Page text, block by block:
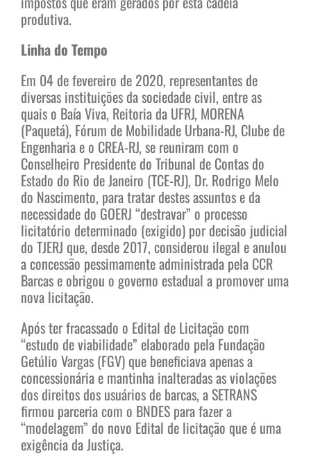
produtiva.
Linha do Tempo
Em 04 de fevereiro de 2020, representantes de
diversas instituições da sociedade civil, entre as
quais o Baía Viva, Reitoria da UFRJ, MORENA
(Paquetá), Fórum de Mobilidade Urbana-RJ, Clube de
Engenharia e o CREA-RJ, se reuniram com o
Conselheiro Presidente do Tribunal de Contas do
Estado do Rio de Janeiro (TCE-RJ), Dr. Rodrigo Melo
do Nascimento, para tratar destes assuntos e da
necessidade do GOERJ “destravar” o processo
licitatório determinado (exigido) por decisão judicial
do TJERJ que, desde 2017, considerou ilegal e anulou
a concessão pessimamente administrada pela CCR
Barcas e obrigou o governo estadual a promover uma
nova licitação.
Após ter fracassado o Edital de Licitação com
“estudo de viabilidade” elaborado pela Fundação
Getúlio Vargas (FGV) que beneficiava apenas a
concessionária e mantinha inalteradas as violações
dos direitos dos usuários de barcas, a SETRANS
firmou parceria com o BNDES para fazer a
“modelagem” do novo Edital de licitação que é uma
exigência da Justiça.